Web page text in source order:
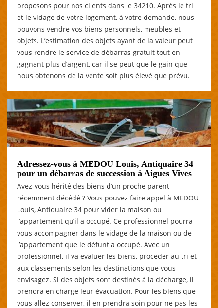
proposons pour nos clients dans le 34210. Après le tri
et le vidage de votre logement, à votre demande, nous
pouvons vendre vos biens personnels, meubles et
objets. L’estimation des objets ayant de la valeur peut
vous rendre le service de débarras gratuit tout en
gagnant plus d’argent, car il se peut que le gain que
nous obtenons de la vente soit plus élevé que prévu.
Adressez-vous à MEDOU Louis, Antiquaire 34
pour un débarras de succession à Aigues Vives
Avez-vous hérité des biens d’un proche parent
récemment décédé ? Vous pouvez faire appel à MEDOU
Louis, Antiquaire 34 pour vider la maison ou
l’appartement qu’il a occupé. Ce professionnel pourra
vous accompagner dans le vidage de la maison ou de
l’appartement que le défunt a occupé. Avec un
professionnel, il va évaluer les biens, procéder au tri et
aux classements selon les destinations que vous
envisagez. Si des objets sont destinés à la décharge, il
prendra en charge leur évacuation. Pour les biens que
vous allez conserver, il en prendra soin pour ne pas les